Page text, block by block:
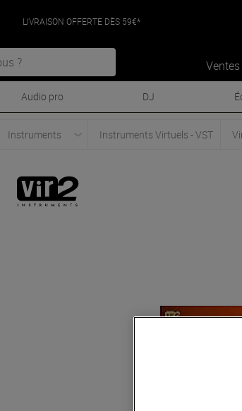
LIVRAISON OFFERTE DÈS 59€*
Audio pro DJ
Instruments Instruments Virtuels - VST